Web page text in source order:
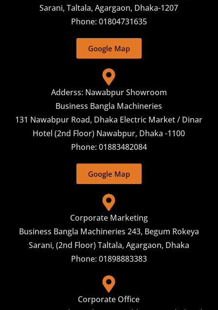
Sarani, Taltala, Agargaon, Dhaka-1207
Phone: 01804731635
Google Map
Adderss: Nawabpur Showroom
Business Bangla Machineries
131 Nawabpur Road, Dhaka Electric Market / Dinar
Hotel (2nd Floor) Nawabpur, Dhaka -1100
Phone: 01883482084
Google Map
Phone: 01898883383
Corporate Marketing
Business Bangla Machineries 243, Begum Rokeya
Sarani, (2nd Floor) Taltala, Agargaon, Dhaka
Corporate Office